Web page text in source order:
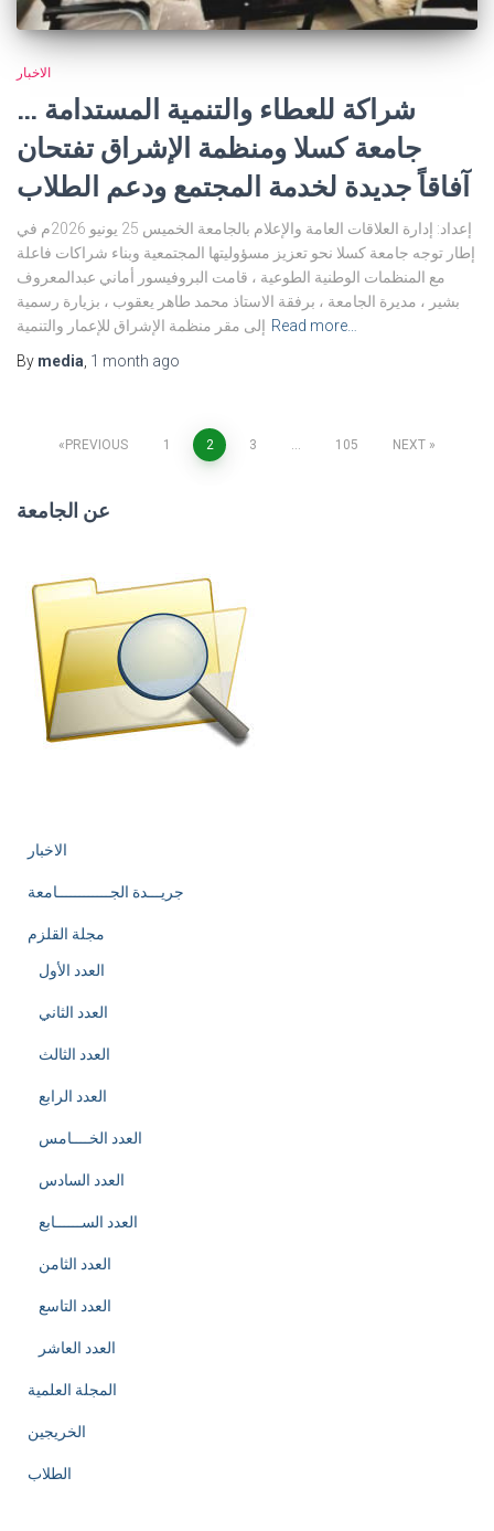
الاخبار
شراكة للعطاء والتنمية المستدامة …
جامعة كسلا ومنظمة الإشراق تفتحان
آفاقاً جديدة لخدمة المجتمع ودعم الطلاب
إعداد: إدارة العلاقات العامة والإعلام بالجامعة الخميس 25 يونيو 2026م في
إطار توجه جامعة كسلا نحو تعزيز مسؤوليتها المجتمعية وبناء شراكات فاعلة
مع المنظمات الوطنية الطوعية ، قامت البروفيسور أماني عبدالمعروف
بشير ، مديرة الجامعة ، برفقة الاستاذ محمد طاهر يعقوب ، بزيارة رسمية
إلى مقر منظمة الإشراق للإعمار والتنمية Read more…
By media, 1 month ago
Posts
navigation
PREVIOUS 1 2 3 … 105 NEXT
عن الجامعة
الاخبار
جريـــدة الجــــــــــــامعة
مجلة القلزم
العدد الأول
العدد الثاني
العدد الثالث
العدد الرابع
العدد الخــــامس
العدد السادس
العدد الســــــابع
العدد الثامن
العدد التاسع
العدد العاشر
المجلة العلمية
الخريجين
الطلاب